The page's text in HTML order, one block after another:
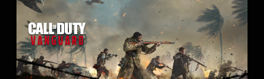
a
a
r
d
E